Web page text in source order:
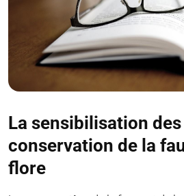
La sensibilisation
conservation de la
flore